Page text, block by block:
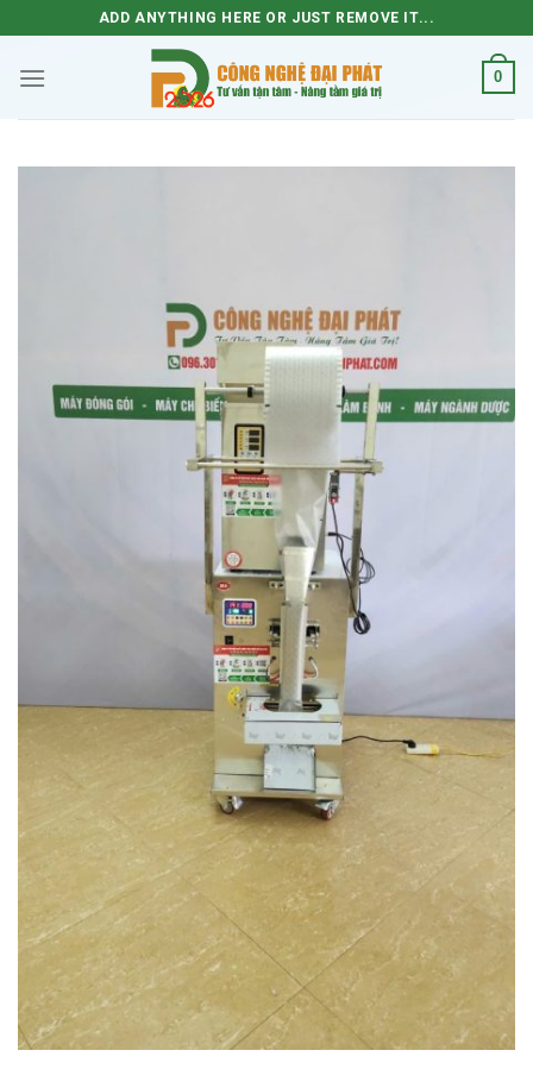
to
content
ADD ANYTHING HERE OR JUST REMOVE IT...
0